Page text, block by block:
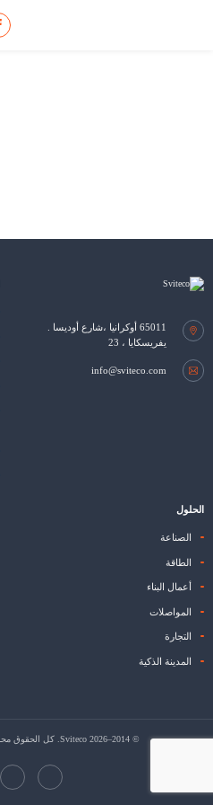
65011 أوكرانيا ،شارع أوديسا
يفريسكايا ، 23
info@sviteco.com
الحلول
الصناعة
الطاقة
أعمال البناء
المواصلات
التجارة
المدينة الذكية
© 2014–2026 Sviteco. كل الحقوق محفوظة